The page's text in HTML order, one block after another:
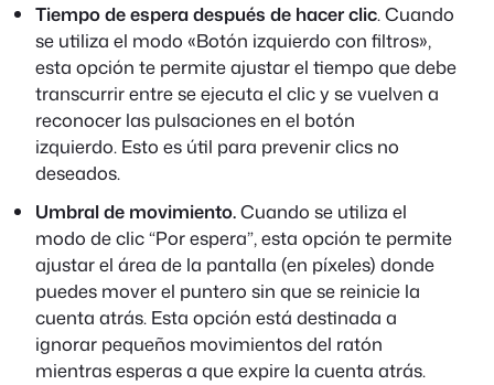
Tiempo de espera después de hacer clic. Cuando
se utiliza el modo «Botón izquierdo con filtros»,
esta opción te permite ajustar el tiempo que debe
transcurrir entre se ejecuta el clic y se vuelven a
reconocer las pulsaciones en el botón
izquierdo. Esto es útil para prevenir clics no
deseados.
Umbral de movimiento.Cuando se utiliza el
modo de clic “Por espera”, esta opción te permite
ajustar el área de la pantalla (en píxeles) donde
puedes mover el puntero sin que se reinicie la
cuenta atrás. Esta opción está destinada a
ignorar pequeños movimientos del ratón
mientras esperas a que expire la cuenta atrás.